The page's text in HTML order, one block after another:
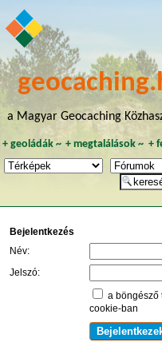
a Magyar Geocaching
+ geoládák~ +megtalálások ~ +
Bejelentkezés
Név:
Jelszó:
a böngésző
cookie-ban